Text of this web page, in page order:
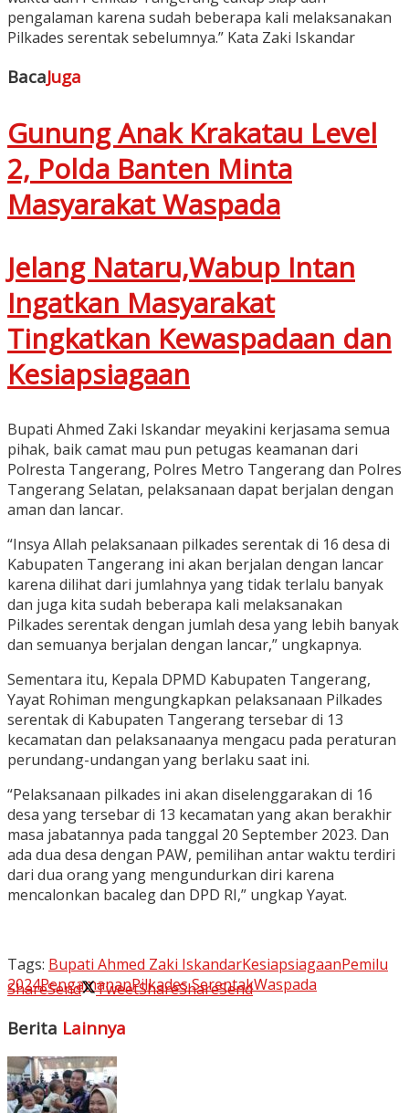
pengalaman karena sudah beberapa kali melaksanakan
Pilkades serentak sebelumnya.” Kata Zaki Iskandar
BacaJuga
Gunung Anak Krakatau Level
2, Polda Banten Minta
Masyarakat Waspada
Jelang Nataru,Wabup Intan
Ingatkan Masyarakat
Tingkatkan Kewaspadaan dan
Kesiapsiagaan
Bupati Ahmed Zaki Iskandar meyakini kerjasama semua
pihak, baik camat mau pun petugas keamanan dari
Polresta Tangerang, Polres Metro Tangerang dan Polres
Tangerang Selatan, pelaksanaan dapat berjalan dengan
aman dan lancar.
“Insya Allah pelaksanaan pilkades serentak di 16 desa di
Kabupaten Tangerang ini akan berjalan dengan lancar
karena dilihat dari jumlahnya yang tidak terlalu banyak
dan juga kita sudah beberapa kali melaksanakan
Pilkades serentak dengan jumlah desa yang lebih banyak
dan semuanya berjalan dengan lancar,” ungkapnya.
Sementara itu, Kepala DPMD Kabupaten Tangerang,
Yayat Rohiman mengungkapkan pelaksanaan Pilkades
serentak di Kabupaten Tangerang tersebar di 13
kecamatan dan pelaksanaanya mengacu pada peraturan
perundang-undangan yang berlaku saat ini.
“Pelaksanaan pilkades ini akan diselenggarakan di 16
desa yang tersebar di 13 kecamatan yang akan berakhir
masa jabatannya pada tanggal 20 September 2023. Dan
ada dua desa dengan PAW, pemilihan antar waktu terdiri
dari dua orang yang mengundurkan diri karena
mencalonkan bacaleg dan DPD RI,” ungkap Yayat.
Tags: Bupati Ahmed Zaki IskandarKesiapsiagaanPemilu
2024PengamananPilkades SerentakWaspada
ShareSend TweetShareShareSend
Berita Lainnya